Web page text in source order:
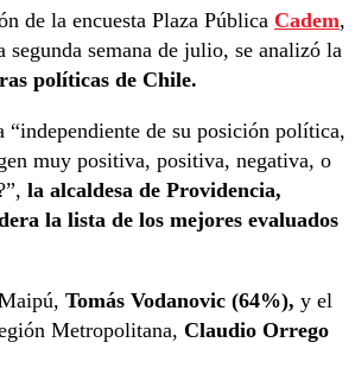
de la encuesta Plaza Pública Cadem,
segunda semana de julio, se analizó la
políticas de Chile.
“independiente de su posición política,
muy positiva, positiva, negativa, o
la alcaldesa de Providencia,
la lista de los mejores evaluados
Tomás Vodanovic (64%), y el
Metropolitana, Claudio Orrego